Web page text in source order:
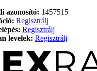
azonosító: 1457515
Regisztrálj
Regisztrálj
levelek: Regisztrálj